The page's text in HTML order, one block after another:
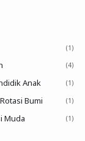
1
4
Anak 1
Bumi 1
Muda 1